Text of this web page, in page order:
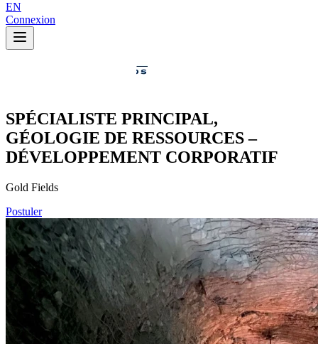
EN
Connexion
SPÉCIALISTE PRINCIPAL,
GÉOLOGIE DE RESSOURCES –
DÉVELOPPEMENT CORPORATIF
Gold Fields
Postuler